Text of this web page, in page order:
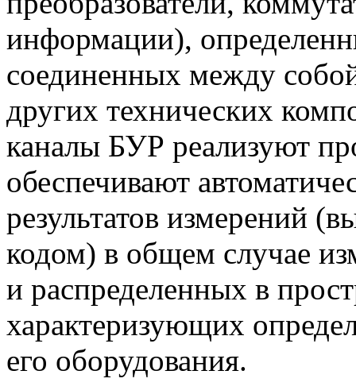
информации),
соединенных между
других технических
каналы БУР реализуют
обеспечивают
результатов измерений
кодом) в общем случае
и распределенных в
характеризующих
его оборудования.